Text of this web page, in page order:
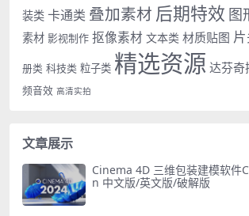
装类 卡通类 叠加素材 后期特效 图
素材 影视制作 抠像素材 文本类 材质贴图
册类 科技类 粒子类 精选资源 达芬奇
频音效 高清实拍
文章展示
Cinema 4D 三维包装建模软件
n 中文版/英文版/破解版